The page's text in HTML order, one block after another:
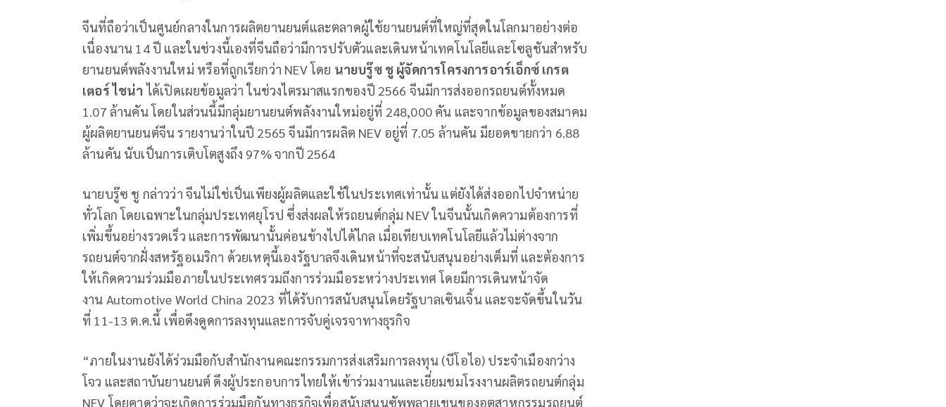
จีนที่ถือว่าเป็นศูนย์กลางในการผลิตยานยนต์และตลาดผู้ใช้ยานยนต์ที่ใหญ่ที่สุดในโลกมาอย่างต่อ
เนื่องนาน 14 ปี และในช่วงนี้เองที่จีนถือว่ามีการปรับตัวและเดินหน้าเทคโนโลยีและโซลูชันสำหรับ
ยานยนต์พลังงานใหม่ หรือที่ถูกเรียกว่า NEV โดย นายบรู๊ซ ชู ผู้จัดการโครงการอาร์เอ็กซ์ เกรต
เตอร์ ไชน่า ได้เปิดเผยข้อมูลว่า ในช่วงไตรมาสแรกของปี 2566 จีนมีการส่งออกรถยนต์ทั้งหมด
1.07 ล้านคัน โดยในส่วนนี้มีกลุ่มยานยนต์พลังงานใหม่อยู่ที่ 248,000 คัน และจากข้อมูลของสมาคม
ผู้ผลิตยานยนต์จีน รายงานว่าในปี 2565 จีนมีการผลิต NEV อยู่ที่ 7.05 ล้านคัน มียอดขายกว่า 6.88
ล้านคัน นับเป็นการเติบโตสูงถึง 97% จากปี 2564
นายบรู๊ซ ชู กล่าวว่า จีนไม่ใช่เป็นเพียงผู้ผลิตและใช้ในประเทศเท่านั้น แต่ยังได้ส่งออกไปจำหน่าย
ทั่วโลก โดยเฉพาะในกลุ่มประเทศยุโรป ซึ่งส่งผลให้รถยนต์กลุ่ม NEV ในจีนนั้นเกิดความต้องการที่
เพิ่มขึ้นอย่างรวดเร็ว และการพัฒนานั้นค่อนข้างไปได้ไกล เมื่อเทียบเทคโนโลยีแล้วไม่ต่างจาก
รถยนต์จากฝั่งสหรัฐอเมริกา ด้วยเหตุนี้เองรัฐบาลจึงเดินหน้าที่จะสนับสนุนอย่างเต็มที่ และต้องการ
ให้เกิดความร่วมมือภายในประเทศรวมถึงการร่วมมือระหว่างประเทศ โดยมีการเดินหน้าจัด
งาน Automotive World China 2023 ที่ได้รับการสนับสนุนโดยรัฐบาลเซินเจิ้น และจะจัดขึ้นในวัน
ที่ 11-13 ต.ค.นี้ เพื่อดึงดูดการลงทุนและการจับคู่เจรจาทางธุรกิจ
“ภายในงานยังได้ร่วมมือกับสำนักงานคณะกรรมการส่งเสริมการลงทุน (บีโอไอ) ประจำเมืองกว่าง
โจว และสถาบันยานยนต์ ดึงผู้ประกอบการไทยให้เข้าร่วมงานและเยี่ยมชมโรงงานผลิตรถยนต์กลุ่ม
NEV โดยคาดว่าจะเกิดการร่วมมือกันทางธุรกิจเพื่อสนับสนุนซัพพลายเชนของอุตสาหกรรมรถยนต์